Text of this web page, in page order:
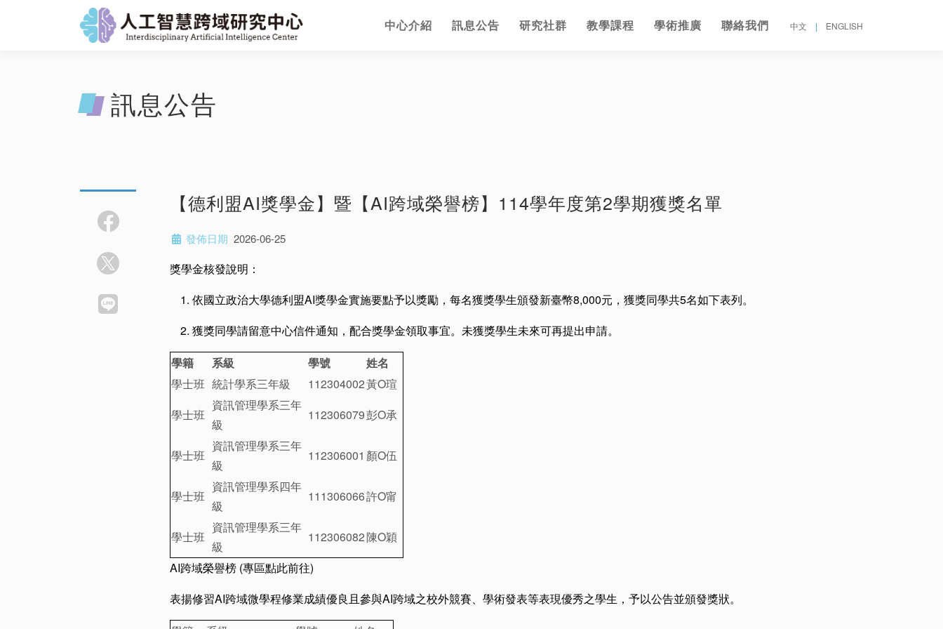
中心介紹 訊息公告 研究社群 教學課程 學術推廣 聯絡我們 中文 | ENGLISH
訊息公告
【德利盟AI獎學金】暨【AI跨域榮譽榜】114學年度第2學期獲獎名單
發佈日期 2026-06-25
獎學金核發說明：
依國立政治大學德利盟AI獎學金實施要點予以獎勵，每名獲獎學生頒發新臺幣8,000元，獲獎同學共5名如下表列。
獲獎同學請留意中心信件通知，配合獎學金領取事宜。未獲獎學生未來可再提出申請。
學籍
系級 學號
姓名
學士班 統計學系三年級 112304002黃O瑄
學士班
資訊管理學系三年
級
112306079彭O承
學士班
資訊管理學系三年
級
112306001 顏O伍
學士班
資訊管理學系四年
級
111306066許O甯
學士班
資訊管理學系三年
級
112306082陳O穎
AI跨域榮譽榜 (專區點此前往)
表揚修習AI跨域微學程修業成績優良且參與AI跨域之校外競賽、學術發表等表現優秀之學生，予以公告並頒發獎狀。